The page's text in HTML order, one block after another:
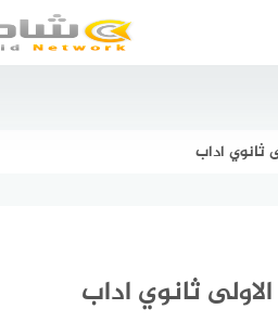
ثانوي اداب
ثانوي اداب